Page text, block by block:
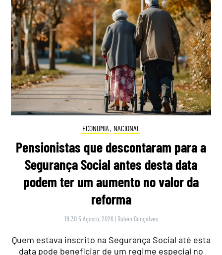
ECONOMIA , NACIONAL
Pensionistas que descontaram para a
Segurança Social antes desta data
podem ter um aumento no valor da
reforma
18:30 5 Agosto, 2026 | Rubén Gonçalves
Quem estava inscrito na Segurança Social até esta
data pode beneficiar de um regime especial no